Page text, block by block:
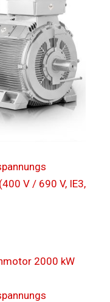
V / 690 V, IE3,